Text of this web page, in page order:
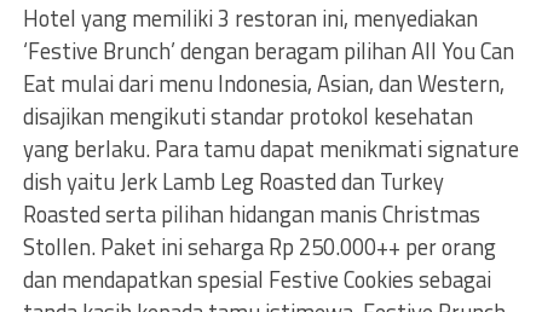
Hotel yang memiliki 3 restoran ini, menyediakan
‘Festive Brunch’ dengan beragam pilihan All You Can
Eat mulai dari menu Indonesia, Asian, dan Western,
disajikan mengikuti standar protokol kesehatan
yang berlaku. Para tamu dapat menikmati signature
dish yaitu Jerk Lamb Leg Roasted dan Turkey
Roasted serta pilihan hidangan manis Christmas
Stollen. Paket ini seharga Rp 250.000++ per orang
dan mendapatkan spesial Festive Cookies sebagai